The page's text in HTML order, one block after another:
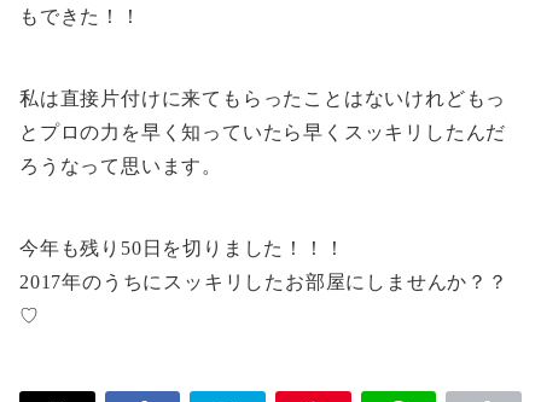
もできた！！
私は直接片付けに来てもらったことはないけれどもっ
とプロの力を早く知っていたら早くスッキリしたんだ
ろうなって思います。
今年も残り50日を切りました！！！
2017年のうちにスッキリしたお部屋にしませんか？？
♡